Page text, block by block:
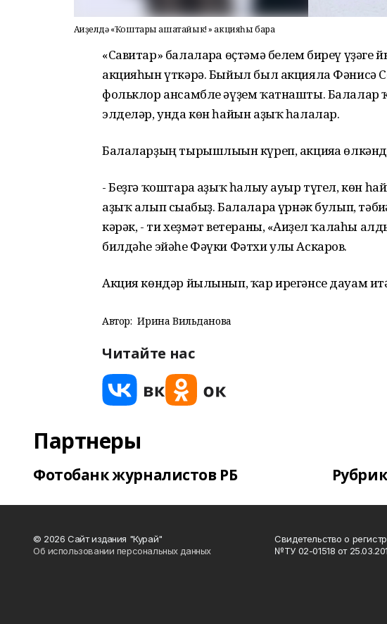
Ағиҙелдә «Ҡоштары ашатайык! » акцияһы бара
«Савитар» балаларға өҫтәмә белем биреү
акцияһын үткәрә. Быйыл был акцияла Фәнисә
фольклор ансамбле әүҙем ҡатнашты. Балалар
элделәр, унда көн һайын аҙыҡ һалалар.
Балаларҙың тырышлығын күреп, акцияға
- Беҙгә ҡоштарға аҙыҡ һалыу ауыр түгел, көн
аҙыҡ алып сығабыҙ. Балаларға үрнәк булып,
кәрәк, - ти хеҙмәт ветераны, «Ағиҙел ҡалаһы
билдәһе эйәһе Фәүки Фәтхи улы Аскаров.
Акция көндәр йылынып, ҡар ирегәнсе дауам
Автор: Ирина Вильданова
Читайте нас
Партнеры
Фотобанк журналистов РБ
© 2026 Сайт издания "Курай"
Об использовании персональных данных
Свидетельство о
№ТУ 02-01518 от